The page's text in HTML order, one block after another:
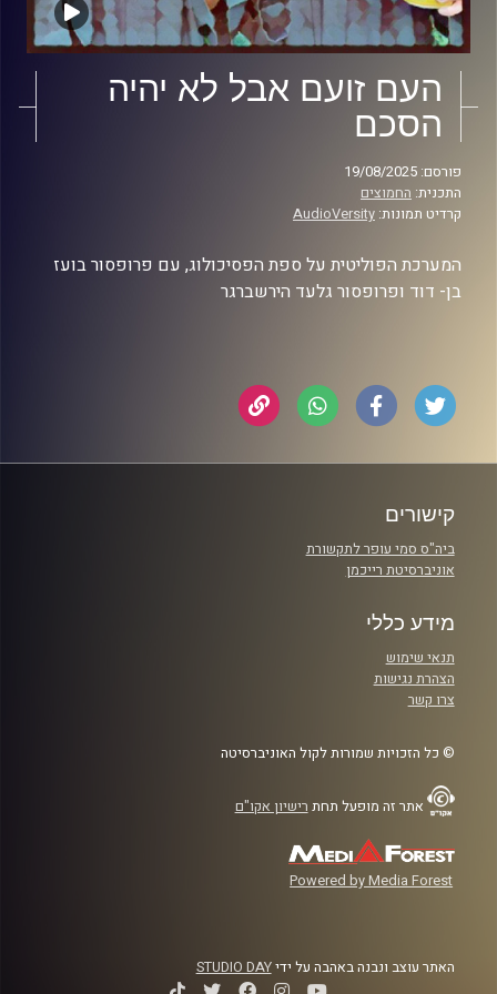
העם זועם אבל לא יהיה
הסכם
פורסם: 19/08/2025
התכנית: החמוצים
קרדיט תמונות: AudioVersity
המערכת הפוליטית על ספת הפסיכולוג, עם פרופסור בועז
בן- דוד ופרופסור גלעד הירשברגר
קישורים
ביה"ס סמי עופר לתקשורת
אוניברסיטת רייכמן
מידע כללי
תנאי שימוש
הצהרת נגישות
צרו קשר
© כל הזכויות שמורות לקול האוניברסיטה
אתר זה מופעל תחת רישיון אקו"ם
Powered by Media Forest
האתר עוצב ונבנה באהבה על ידיSTUDIO DAY